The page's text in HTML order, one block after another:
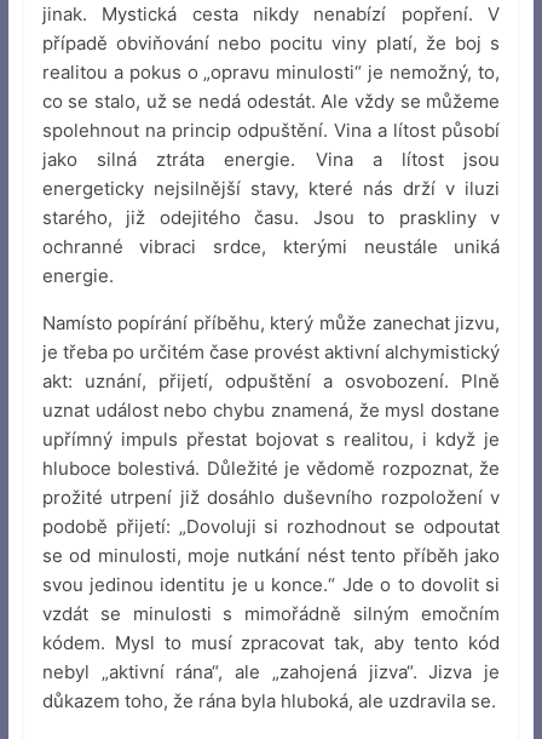
jinak. Mystická cesta nikdy nenabízí popření. V
případě obviňování nebo pocitu viny platí, že boj s
realitou a pokus o „opravu minulosti“ je nemožný, to,
co se stalo, už se nedá odestát. Ale vždy se můžeme
spolehnout na princip odpuštění. Vina a lítost působí
jako silná ztráta energie. Vina a lítost jsou
energeticky nejsilnější stavy, které nás drží v iluzi
starého, již odejitého času. Jsou to praskliny v
ochranné vibraci srdce, kterými neustále uniká
energie.
Namísto popírání příběhu, který může zanechat jizvu,
je třeba po určitém čase provést aktivní alchymistický
akt: uznání, přijetí, odpuštění a osvobození. Plně
uznat událost nebo chybu znamená, že mysl dostane
upřímný impuls přestat bojovat s realitou, i když je
hluboce bolestivá. Důležité je vědomě rozpoznat, že
prožité utrpení již dosáhlo duševního rozpoložení v
podobě přijetí: „Dovoluji si rozhodnout se odpoutat
se od minulosti, moje nutkání nést tento příběh jako
svou jedinou identitu je u konce.“ Jde o to dovolit si
vzdát se minulosti s mimořádně silným emočním
kódem. Mysl to musí zpracovat tak, aby tento kód
nebyl „aktivní rána“, ale „zahojená jizva“. Jizva je
důkazem toho, že rána byla hluboká, ale uzdravila se.